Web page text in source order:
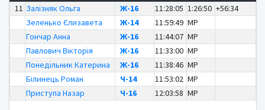
11 Залізняк Ольга Ж-16 11:28:05 1:26:50 +56:34
Зеленько Єлизавета
Ж-14 11:59:49 MP
Гончар Анна
Ж-16 11:44:07 MP
Павлович Вікторія
Ж-16 11:33:00 MP
Понедільник Катерина
Ж-16 11:38:46 MP
Білинець Роман
Ч-14 11:53:02 MP
Приступа Назар
Ч-16 12:03:58 MP